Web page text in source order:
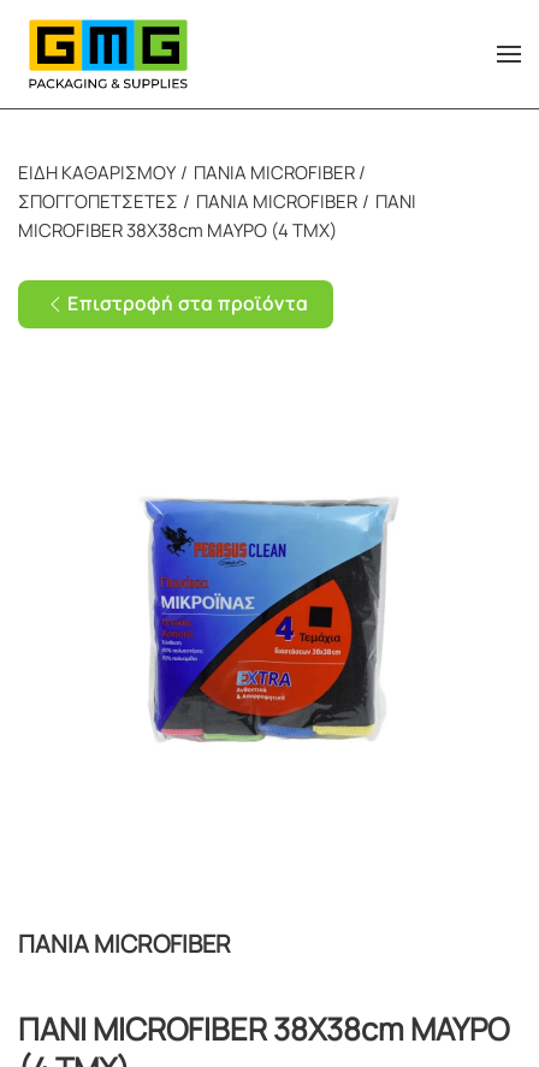
Skip to main content
ΕΙΔΗ ΚΑΘΑΡΙΣΜΟΥ
ΠΑΝΙΑ MICROFIBER /
ΣΠΟΓΓΟΠΕΤΣΕΤΕΣ
ΠΑΝΙΑ MICROFIBER
ΠΑΝΙ
MICROFIBER 38X38cm ΜΑΥΡΟ (4 ΤΜΧ)
Επιστροφή στα προϊόντα
ΠΑΝΙΑ MICROFIBER
ΠΑΝΙ MICROFIBER 38X38cm ΜΑΥΡΟ